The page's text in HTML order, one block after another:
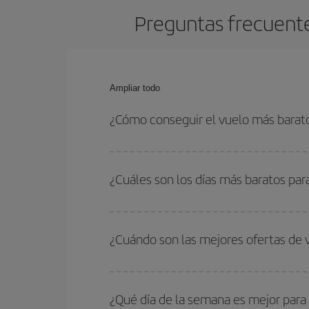
Preguntas
Ampliar todo
¿Cómo conseguir el vuelo más
las fechas y horarios de ida y vuelta.
¿Cuáles son los días más baratos
quieres ir y en qué fechas habías pensado
para que puedas encontrar la mejor oferta.
¿Cuándo son las mejores ofertas
periodos de vacaciones escolares son
¿Qué día de la semana es mejor